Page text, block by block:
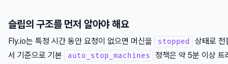
슬립의 구조를 먼저 알아야 해요
Fly.io는 특정 시간 동안 요청이 없으면 머신을 stopped
상태로 전
서 기준으로 기본
auto_stop_machines
정책은 약 5분 이상 트